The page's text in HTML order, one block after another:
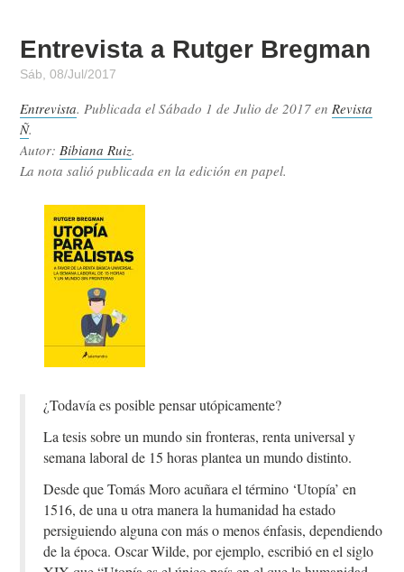
Entrevista a Rutger Bregman
Sáb, 08/Jul/2017
Entrevista. Publicada elSábado 1 de Julio de 2017 enRevista
Ñ.
Autor:Bibiana Ruiz.
La nota salió publicada en la edición en papel.
¿Todavía es posible pensar utópicamente?
La tesis sobre un mundo sin fronteras, renta universal y
semana laboral de 15 horas plantea un mundo distinto.
Desde que Tomás Moro acuñara el término ‘Utopía’ en
1516, de una u otra manera la humanidad ha estado
persiguiendo alguna con más o menos énfasis, dependiendo
de la época. Oscar Wilde, por ejemplo, escribió en el siglo